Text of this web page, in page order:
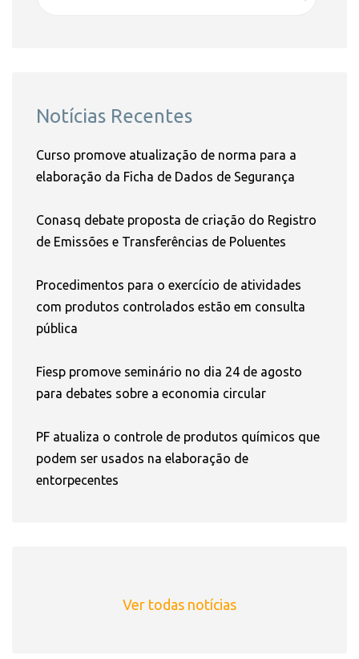
Notícias Recentes
Curso promove atualização de norma para a
elaboração da Ficha de Dados de Segurança
Conasq debate proposta de criação do Registro
de Emissões e Transferências de Poluentes
Procedimentos para o exercício de atividades
com produtos controlados estão em consulta
pública
Fiesp promove seminário no dia 24 de agosto
para debates sobre a economia circular
PF atualiza o controle de produtos químicos que
podem ser usados na elaboração de
entorpecentes
Ver todas notícias